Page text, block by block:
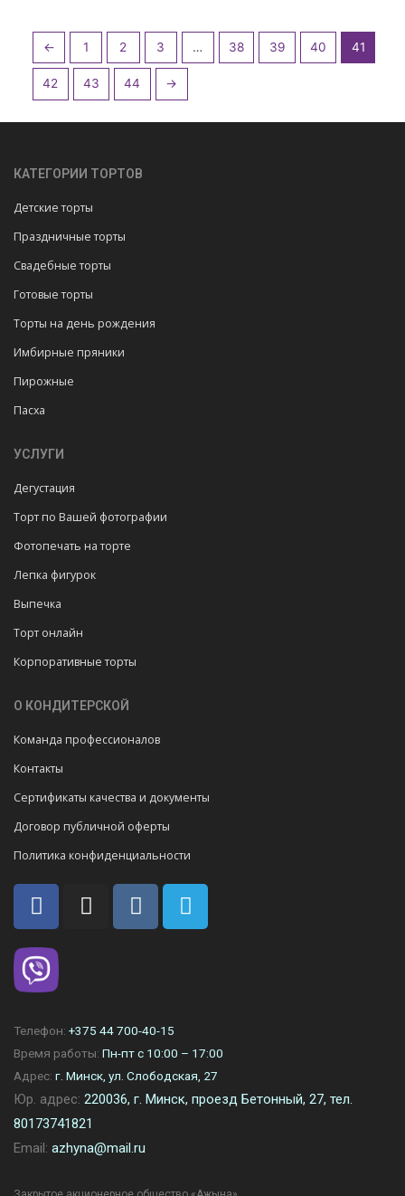
← 1 2 3 … 38 39 40 41
42 43 44 →
КАТЕГОРИИ ТОРТОВ
Детские торты
Праздничные торты
Свадебные торты
Готовые торты
Торты на день рождения
Имбирные пряники
Пирожные
Пасха
УСЛУГИ
Дегустация
Торт по Вашей фотографии
Фотопечать на торте
Лепка фигурок
Выпечка
Торт онлайн
Корпоративные торты
О КОНДИТЕРСКОЙ
Команда профессионалов
Контакты
Сертификаты качества и документы
Договор публичной оферты
Политика конфиденциальности
Телефон: +375 44 700-40-15
Время работы: Пн-пт с 10:00 – 17:00
Адрес: г. Минск, ул. Слободская, 27
Юр. адрес: 220036, г. Минск, проезд Бетонный, 27, тел.
80173741821
Email: azhyna@mail.ru